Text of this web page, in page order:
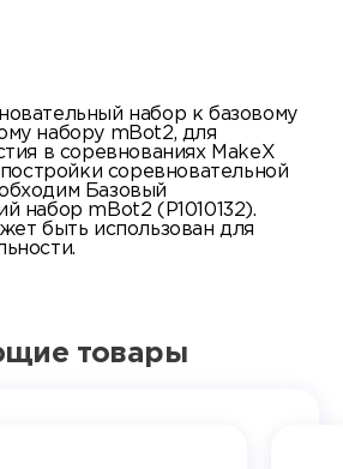
набор к базовому
набору mBot2, для
в соревнованиях MakeX
соревновательной
Базовый
набор mBot2 (P1010132).
быть использован для
товары